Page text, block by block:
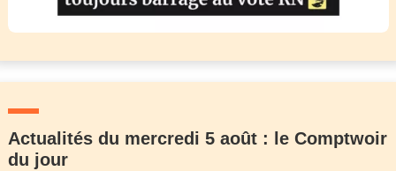
Actualités du mercredi 5 août : le Comptwoir
du jour